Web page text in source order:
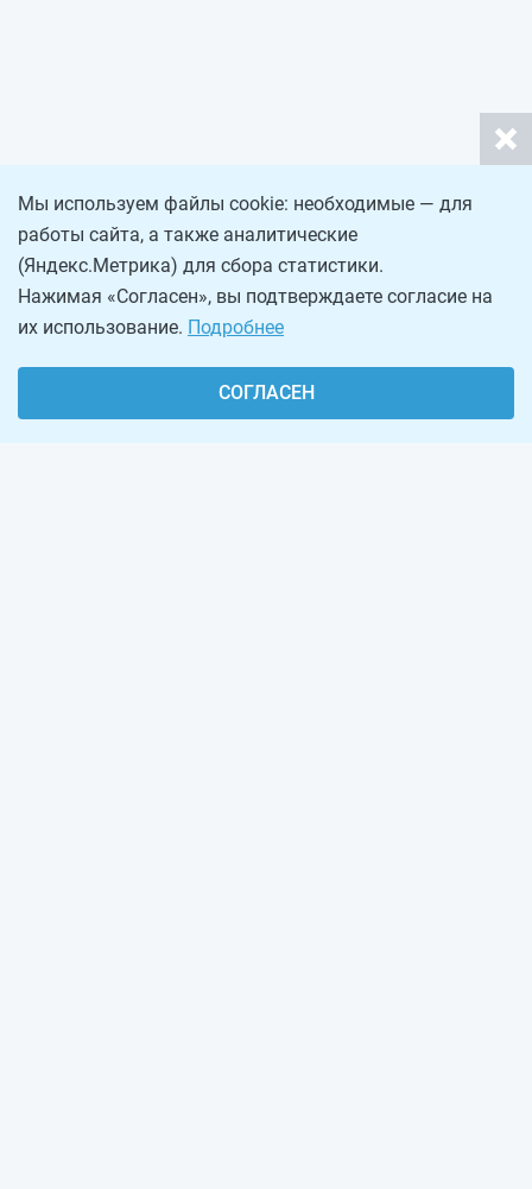
Мы используем файлы cookie: необходимые — для
работы сайта, а также аналитические
(Яндекс.Метрика) для сбора статистики.
Нажимая «Согласен», вы подтверждаете согласие на
их использование. Подробнее
СОГЛАСЕН